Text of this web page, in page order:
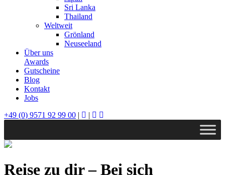
Sri Lanka
Thailand
Weltweit
Grönland
Neuseeland
Über uns
Awards
Gutscheine
Blog
Kontakt
Jobs
+49 (0) 9571 92 99 00 | |
Reise zu dir – Bei sich